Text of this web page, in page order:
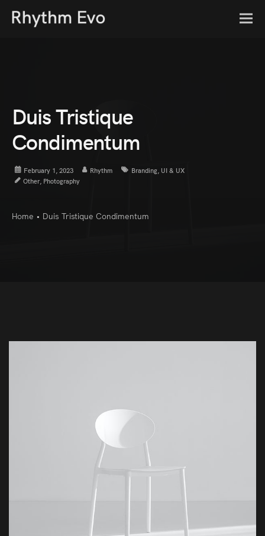
Duis Tristique
Condimentum
February 1, 2023 Rhythm Branding, UI & UX
Other, Photography
Home • Duis Tristique Condimentum